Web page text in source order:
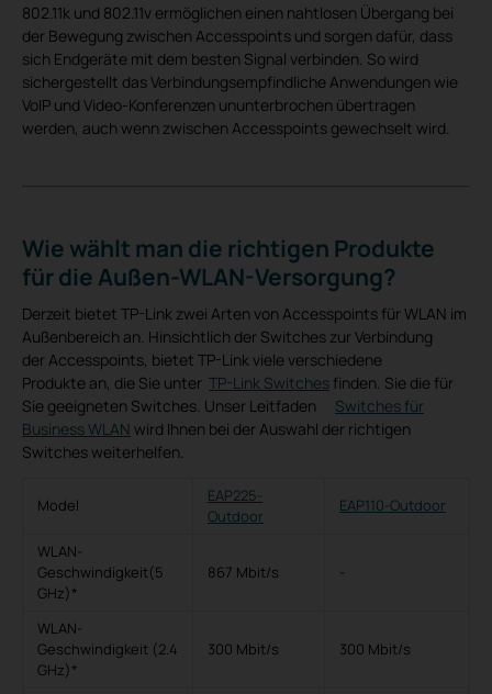
802.11k und 802.11v ermöglichen einen nahtlosen Übergang bei
der Bewegung zwischen Accesspoints und sorgen dafür, dass
sich Endgeräte mit dem besten Signal verbinden. So wird
sichergestellt das Verbindungsempfindliche Anwendungen wie
VoIP und Video-Konferenzen ununterbrochen übertragen
werden, auch wenn zwischen Accesspoints gewechselt wird.
Wie wählt man die richtigen Produkte
für die Außen-WLAN-Versorgung?
Derzeit bietet TP-Link zwei Arten von Accesspoints für WLAN im
Außenbereich an. Hinsichtlich der Switches zur Verbindung
der Accesspoints, bietet TP-Link viele verschiedene
Produkte an, die Sie unter TP-Link Switches finden. Sie die für
Sie geeigneten Switches. Unser Leitfaden
Switches für
Business WLAN wird Ihnen bei der Auswahl der richtigen
Switches weiterhelfen.
Model
EAP225-
Outdoor
EAP110-Outdoor
WLAN-
Geschwindigkeit(5
GHz)*
867 Mbit/s
WLAN-
Geschwindigkeit (2.4
GHz)*
300 Mbit/s 300 Mbit/s